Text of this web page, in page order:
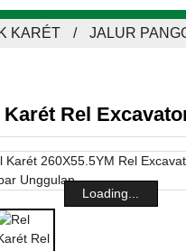
KARÉT JALUR
Karét Rel
Loading...